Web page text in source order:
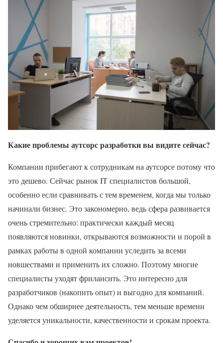
Какие проблемы аутсорс разработки вы видите сейчас?
Компании прибегают к сотрудникам на аутсорсе потому что
это дешево. Сейчас рынок IT специалистов большой,
особенно если сравнивать с тем временем, когда мы только
начинали бизнес. Это закономерно, ведь сфера развивается
очень стремительно: практически каждый месяц
появляются новинки, открываются возможности и порой в
рамках работы в одной компании уследить за всеми
новшествами и применить их сложно. Поэтому многие
специалисты уходят фрилансить. Это интересно для
разработчиков (накопить опыт) и выгодно для компаний.
Однако чем обширнее деятельность, тем меньше времени
уделяется уникальности, качественности и срокам проекта.